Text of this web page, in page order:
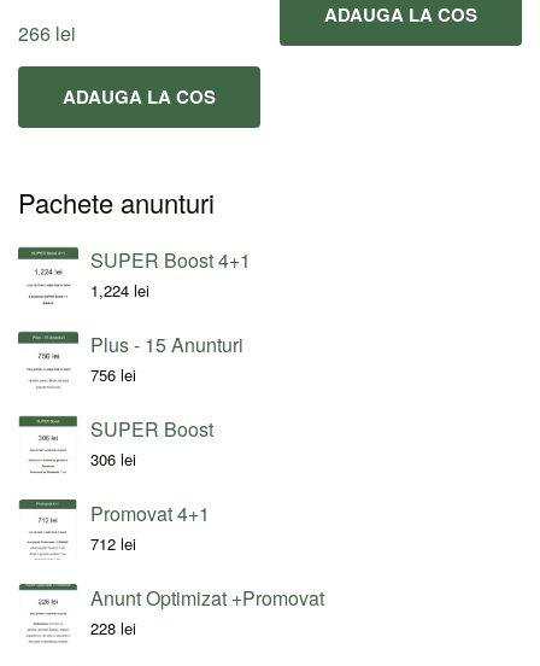
266 lei
ADAUGA LA COS
ADAUGA LA COS
Pachete anunturi
SUPER Boost 4+1
1,224 lei
Plus - 15 Anunturi
756 lei
SUPER Boost
306 lei
Promovat 4+1
712 lei
Anunt Optimizat +Promovat
228 lei